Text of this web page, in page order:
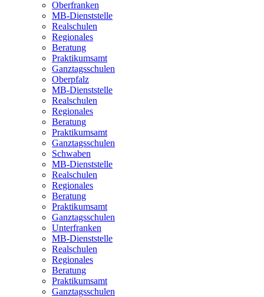
Oberfranken
MB-Dienststelle
Realschulen
Regionales
Beratung
Praktikumsamt
Ganztagsschulen
Oberpfalz
MB-Dienststelle
Realschulen
Regionales
Beratung
Praktikumsamt
Ganztagsschulen
Schwaben
MB-Dienststelle
Realschulen
Regionales
Beratung
Praktikumsamt
Ganztagsschulen
Unterfranken
MB-Dienststelle
Realschulen
Regionales
Beratung
Praktikumsamt
Ganztagsschulen